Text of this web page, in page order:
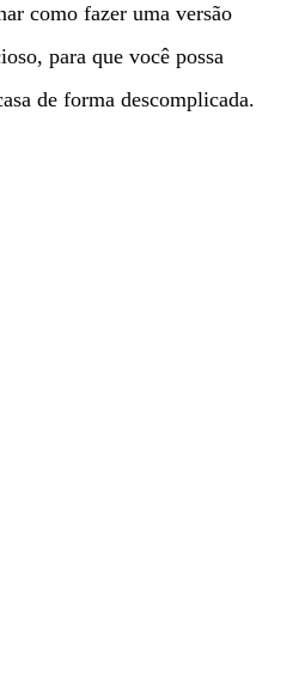
como fazer uma versão
para que você possa
de forma descomplicada.